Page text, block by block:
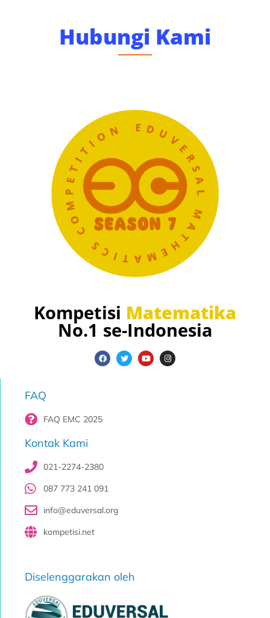
Hubungi Kami
Kompetisi Matematika
No.1 se-Indonesia
FAQ
FAQ EMC 2025
Kontak Kami
021-2274-2380
087 773 241 091
info@eduversal.org
kompetisi.net
Diselenggarakan oleh